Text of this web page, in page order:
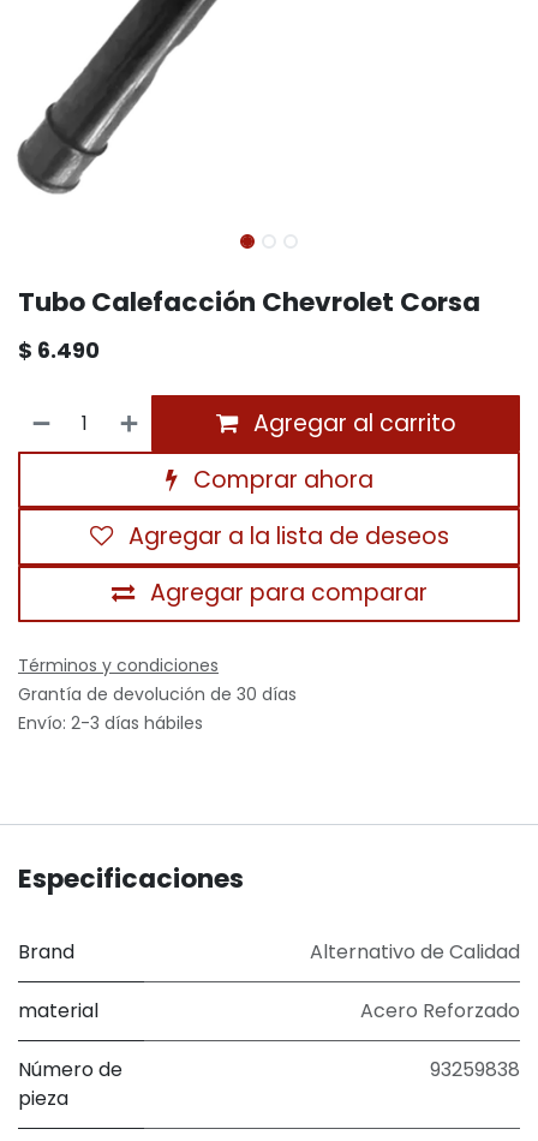
Tubo Calefacción Chevrolet Corsa
$ 6.490
Agregar al carrito
Comprar ahora
Agregar para comparar
Agregar a la lista de deseos
Términos y condiciones
Grantía de devolución de 30 días
Envío: 2-3 días hábiles
Especificaciones
Brand Alternativo de Calidad
material Acero Reforzado
Número de
pieza
93259838